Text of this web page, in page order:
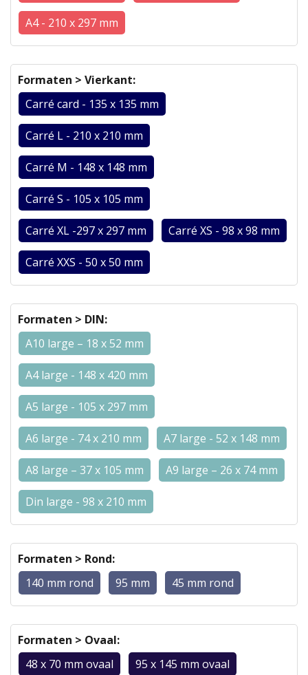
A4 - 210 x 297 mm
Formaten > Vierkant:
Carré card - 135 x 135 mm
Carré L - 210 x 210 mm
Carré M - 148 x 148 mm
Carré S - 105 x 105 mm
Carré XL -297 x 297 mm Carré XS - 98 x 98 mm
Carré XXS - 50 x 50 mm
Formaten > DIN:
A10 large – 18 x 52 mm
A4 large - 148 x 420 mm
A5 large - 105 x 297 mm
A6 large - 74 x 210 mm A7 large - 52 x 148 mm
A8 large – 37 x 105 mm A9 large – 26 x 74 mm
Din large - 98 x 210 mm
Formaten > Rond:
140 mm rond
95 mm 45 mm rond
Formaten > Ovaal:
48 x 70 mm ovaal
95 x 145 mm ovaal